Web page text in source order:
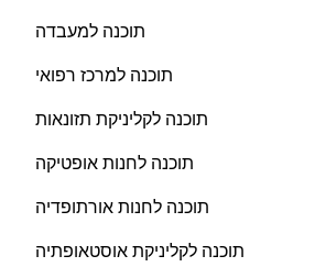
תוכנה למעבדה
תוכנה למרכז רפואי
תוכנה לקליניקת תזונאות
תוכנה לחנות אופטיקה
תוכנה לחנות אורתופדיה
תוכנה לקליניקת אוסטאופתיה